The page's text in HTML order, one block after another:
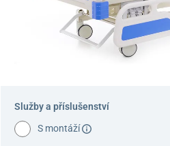
Služby a příslušenství
S montáží